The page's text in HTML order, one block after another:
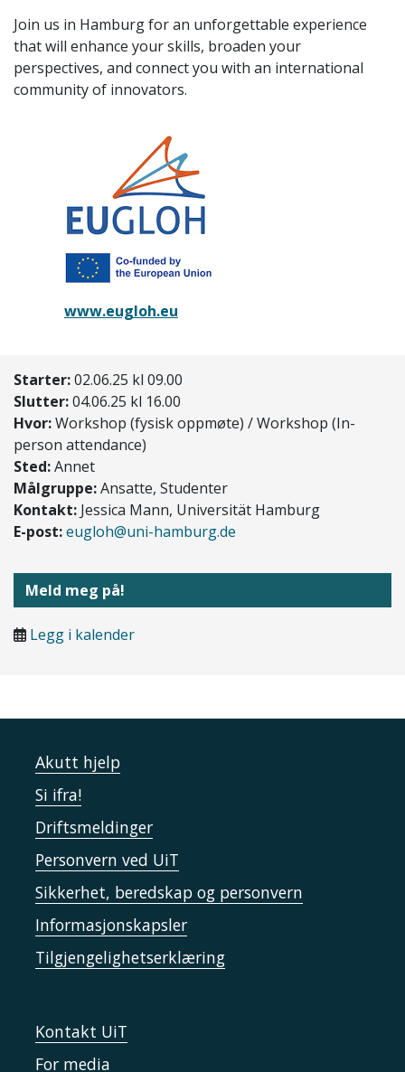
Join us in Hamburg for an unforgettable experience
that will enhance your skills, broaden your
perspectives, and connect you with an international
community of innovators.
www.eugloh.eu
Starter:02.06.25 kl 09.00
Slutter:04.06.25 kl 16.00
Hvor:Workshop (fysisk oppmøte) / Workshop (In-
person attendance)
Sted:Annet
Målgruppe:Ansatte, Studenter
Kontakt: Jessica Mann, Universität Hamburg
E-post:eugloh@uni-hamburg.de
Meld meg på!
Legg i kalender
Akutt hjelp
Si ifra!
Driftsmeldinger
Personvern ved UiT
Sikkerhet, beredskap og personvern
Informasjonskapsler
Tilgjengelighetserklæring
Kontakt UiT
For media